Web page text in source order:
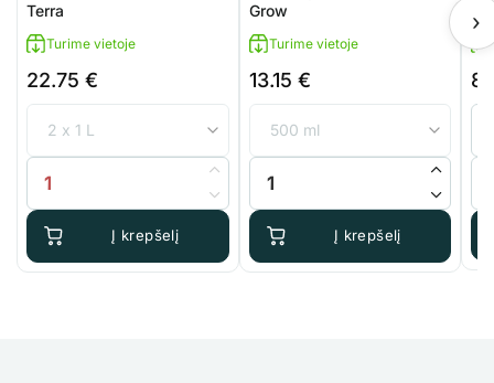
Terra
Turime vietoje
22.75 €
produkto kiekis: Advanced Nutrients Sensi Terra
Į krepšelį
Grow
Turime vietoje
13.15 €
produkto kiekis: Terra Aquatica
Į krepšelį
›